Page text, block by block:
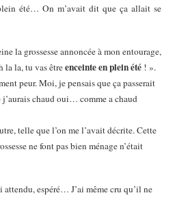
été… On m’avait dit que ça allait se
la grossesse annoncée à mon entourage,
la la, tu vas êtreenceinte en plein été ! ».
peur. Moi, je pensais que ça passerait
j’aurais chaud oui… comme a chaud
telle que l’on me l’avait décrite. Cette
ne font pas bien ménage n’était
attendu, espéré… J’ai même cru qu’il ne